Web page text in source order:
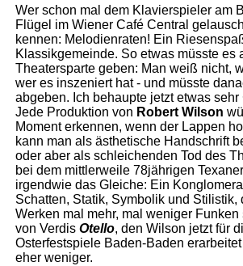
Wer schon mal dem Klavierspieler am
Flügel im Wiener Café Central
kennen: Melodienraten! Ein
Klassikgemeinde. So etwas müsste es
Theatersparte geben: Man weiß nicht,
wer es inszeniert hat - und müsste
abgeben. Ich behaupte jetzt etwas sehr
Jede Produktion von Robert Wilson
Moment erkennen, wenn der Lappen
kann man als ästhetische Handschrift
oder aber als schleichenden Tod des
bei dem mittlerweile 78jährigen
irgendwie das Gleiche: Ein
Schatten, Statik, Symbolik und Stilistik,
Werken mal mehr, mal weniger Funken
von Verdis Otello, den Wilson jetzt für
Osterfestspiele Baden-Baden
eher weniger.